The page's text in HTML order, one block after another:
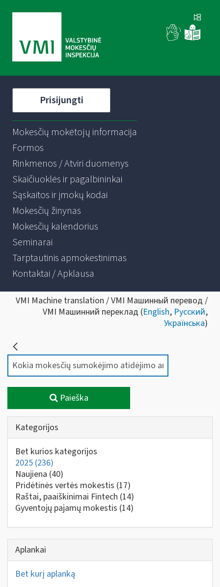
Prisijungti
Mokesčių mokėtojų informacija
Formos
Rinkmenos / Atviri duomenys
Skaičiuoklės ir pagalbininkai
Sąskaitos ir įmokų kodai
Mokesčių žinynas
Mokesčių kalendorius
Seminarai
Tarptautinis apmokestinimas
Kontaktai / Apklausa
VMI Machine translation / VMI Машинный перевод /
VMI Машинний переклад (English, Русский,
Українська)
Paieška
Kategorijos
Bet kurios kategorijos
2025 (236)
Naujiena (40)
Pridėtinės vertės mokestis (17)
Raštai, paaiškinimai Fintech (14)
Gyventojų pajamų mokestis (14)
Aplankai
Bet kurį aplanką